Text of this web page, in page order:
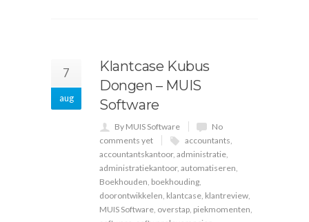
7
aug
Klantcase Kubus
Dongen – MUIS
Software
By MUIS Software
No
comments yet
accountants,
accountantskantoor, administratie,
administratiekantoor, automatiseren,
Boekhouden, boekhouding,
doorontwikkelen, klantcase, klantreview,
MUIS Software, overstap, piekmomenten,